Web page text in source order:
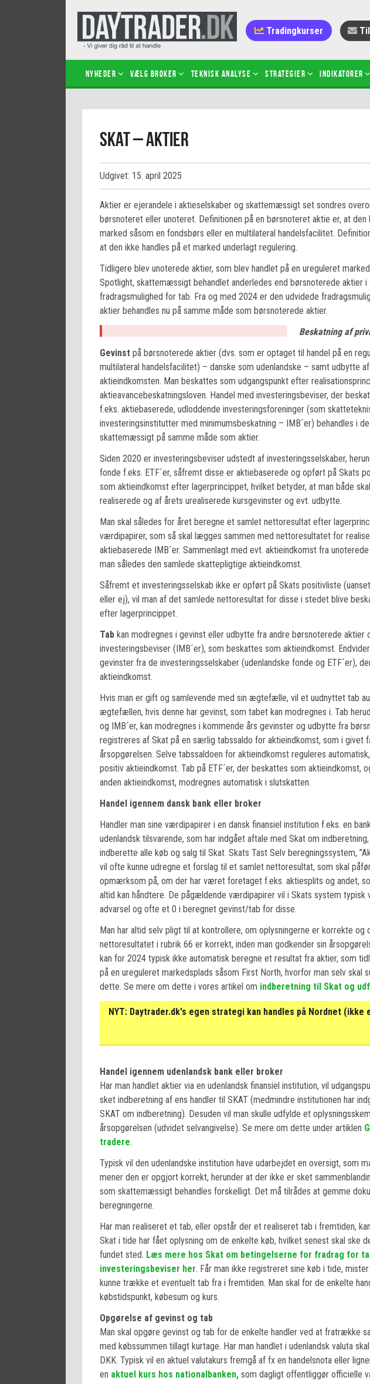
Tradingkurser
Nyheder Vælg broker Teknisk analyse Strategier Indikatorer
Sådan bruges stop-loss
Sådan fungerer BULL & BEAR-
certifikater
Skat – aktier
Udgivet: 15. april 2025
Aktier er ejerandele i aktieselskaber og skattemæssigt set sondres
børsnoteret eller unoteret. Definitionen på en børsnoteret aktie er, at
marked såsom en fondsbørs eller en multilateral handelsfacilitet.
at den ikke handles på et marked underlagt regulering.
Tidligere blev unoterede aktier, som blev handlet på en ureguleret
Spotlight, skattemæssigt behandlet anderledes end børsnoterede aktier
fradragsmulighed for tab. Fra og med 2024 er den udvidede
aktier behandles nu på samme måde som børsnoterede aktier.
Beskatning af
Gevinst på børsnoterede aktier (dvs. som er optaget til handel på en
multilateral handelsfacilitet) – danske som udenlandske – samt udbytte
aktieindkomsten. Man beskattes som udgangspunkt efter
aktieavancebeskatningsloven. Handel med investeringsbeviser, der
f.eks. aktiebaserede, udloddende investeringsforeninger (som
investeringsinstitutter med minimumsbeskatning – IMB´er) behandles i
skattemæssigt på samme måde som aktier.
Siden 2020 er investeringsbeviser udstedt af investeringsselskaber,
fonde f.eks. ETF´er, såfremt disse er aktiebaserede og opført på Skats
som aktieindkomst efter lagerprincippet, hvilket betyder, at man både
realiserede og af årets urealiserede kursgevinster og evt. udbytte.
Man skal således for året beregne et samlet nettoresultat efter
værdipapirer, som så skal lægges sammen med nettoresultatet for
aktiebaserede IMB´er. Sammenlagt med evt. aktieindkomst fra
man således den samlede skattepligtige aktieindkomst.
Såfremt et investeringsselskab ikke er opført på Skats positivliste
eller ej), vil man af det samlede nettoresultat for disse i stedet blive
efter lagerprincippet.
Tab kan modregnes i gevinst eller udbytte fra andre børsnoterede aktier
investeringsbeviser (IMB´er), som beskattes som aktieindkomst.
gevinster fra de investeringsselskaber (udenlandske fonde og ETF´er),
aktieindkomst.
Hvis man er gift og samlevende med sin ægtefælle, vil et uudnyttet tab
ægtefællen, hvis denne har gevinst, som tabet kan modregnes i. Tab
og IMB´er, kan modregnes i kommende års gevinster og udbytte fra
registreres af Skat på en særlig tabssaldo for aktieindkomst, som i givet
årsopgørelsen. Selve tabssaldoen for aktieindkomst reguleres
positiv aktieindkomst. Tab på ETF´er, der beskattes som aktieindkomst,
anden aktieindkomst, modregnes automatisk i slutskatten.
Handel igennem dansk bank eller broker
Handler man sine værdipapirer i en dansk finansiel institution f.eks. en
udenlandsk tilsvarende, som har indgået aftale med Skat om
indberette alle køb og salg til Skat. Skats Tast Selv beregningssystem,
vil ofte kunne udregne et forslag til et samlet nettoresultat, som skal
opmærksom på, om der har været foretaget f.eks. aktiesplits og andet,
altid kan håndtere. De pågældende værdipapirer vil i Skats system
advarsel og ofte et 0 i beregnet gevinst/tab for disse.
Man har altid selv pligt til at kontrollere, om oplysningerne er korrekte og
nettoresultatet i rubrik 66 er korrekt, inden man godkender sin
kan for 2024 typisk ikke automatisk beregne et resultat fra aktier, som
på en ureguleret markedsplads såsom First North, hvorfor man selv skal
dette. Se mere om dette i vores artikel om indberetning til Skat og
NYT: Daytrader.dk's egen strategi kan handles på Nordnet (ikke
Handel igennem udenlandsk bank eller broker
Har man handlet aktier via en udenlandsk finansiel institution, vil
sket indberetning af ens handler til SKAT (medmindre institutionen har
SKAT om indberetning). Desuden vil man skulle udfylde et
årsopgørelsen (udvidet selvangivelse). Se mere om dette under artiklen
tradere.
Typisk vil den udenlandske institution have udarbejdet en oversigt, som
mener den er opgjort korrekt, herunder at der ikke er sket
som skattemæssigt behandles forskelligt. Det må tilrådes at gemme
beregningerne.
Har man realiseret et tab, eller opstår der et realiseret tab i fremtiden,
Skat i tide har fået oplysning om de enkelte køb, hvilket senest skal ske
fundet sted. Læs mere hos Skat om betingelserne for fradrag for
investeringsbeviser her. Får man ikke registreret sine køb i tide,
kunne trække et eventuelt tab fra i fremtiden. Man skal for de enkelte
købstidspunkt, købesum og kurs.
Opgørelse af gevinst og tab
Man skal opgøre gevinst og tab for de enkelte handler ved at fratrække
med købssummen tillagt kurtage. Har man handlet i udenlandsk valuta
DKK. Typisk vil en aktuel valutakurs fremgå af fx en handelsnota eller
en aktuel kurs hos nationalbanken, som dagligt offentliggør officielle